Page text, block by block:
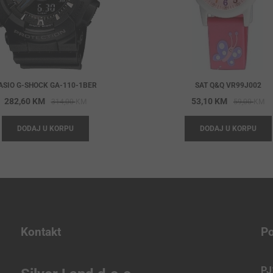
G-SHOCK GA-110-1BER
314,00KM
price
314,00 KM.
282,60 KM
price
282,60 KM.
DODAJ U KORPU
SAT Q&Q VR99J002
59,00
53,10 KM
DODAJ U KORPU
Kontakt